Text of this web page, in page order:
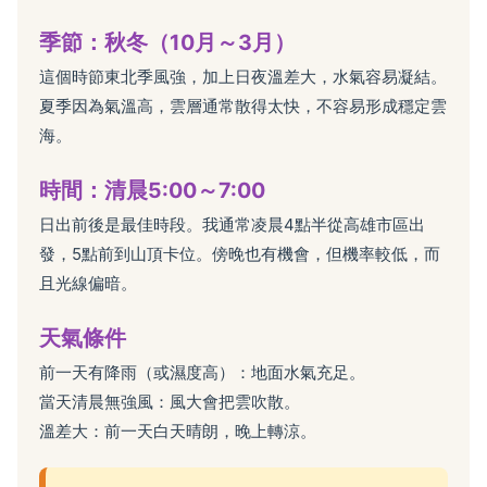
季節：秋冬（10月～3月）
這個時節東北季風強，加上日夜溫差大，水氣容易凝結。
夏季因為氣溫高，雲層通常散得太快，不容易形成穩定雲
海。
時間：清晨5:00～7:00
日出前後是最佳時段。我通常凌晨4點半從高雄市區出
發，5點前到山頂卡位。傍晚也有機會，但機率較低，而
且光線偏暗。
天氣條件
前一天有降雨（或濕度高）：地面水氣充足。
當天清晨無強風：風大會把雲吹散。
溫差大：前一天白天晴朗，晚上轉涼。